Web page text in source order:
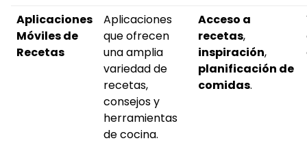
Aplicaciones
Móviles de
Recetas
Aplicaciones
que ofrecen
una amplia
variedad de
recetas,
consejos y
herramientas
de cocina.
Acceso a
recetas,
inspiración,
planificación de
comidas.